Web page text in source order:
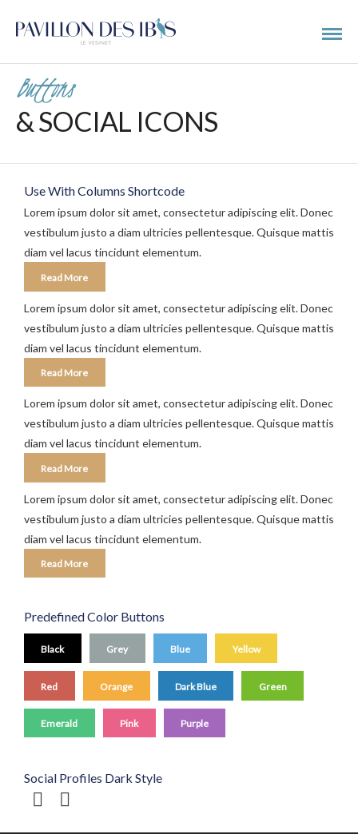
Buttons
& SOCIAL ICONS
Use With Columns Shortcode
Lorem ipsum dolor sit amet, consectetur adipiscing elit. Donec
vestibulum justo a diam ultricies pellentesque. Quisque mattis
diam vel lacus tincidunt elementum.
Read More
Lorem ipsum dolor sit amet, consectetur adipiscing elit. Donec
vestibulum justo a diam ultricies pellentesque. Quisque mattis
diam vel lacus tincidunt elementum.
Read More
Lorem ipsum dolor sit amet, consectetur adipiscing elit. Donec
vestibulum justo a diam ultricies pellentesque. Quisque mattis
diam vel lacus tincidunt elementum.
Read More
Lorem ipsum dolor sit amet, consectetur adipiscing elit. Donec
vestibulum justo a diam ultricies pellentesque. Quisque mattis
diam vel lacus tincidunt elementum.
Read More
Predefined Color Buttons
Black Grey Blue Yellow
Red Orange Dark Blue Green
Emerald Pink Purple
Social Profiles Dark Style